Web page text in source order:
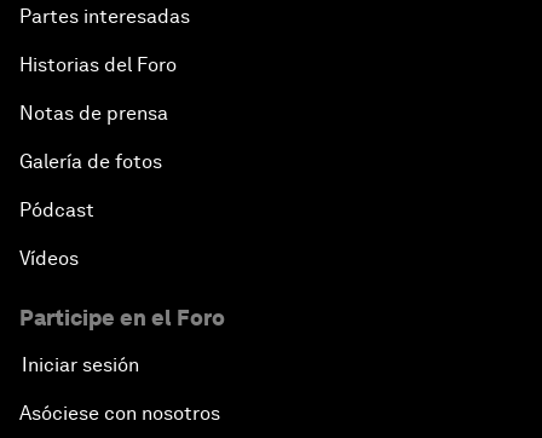
Partes interesadas
Historias del Foro
Notas de prensa
Galería de fotos
Pódcast
Vídeos
Participe en el Foro
Iniciar sesión
Asóciese con nosotros